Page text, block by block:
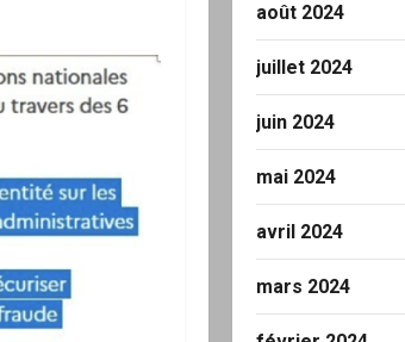
août 2024
juillet 2024
juin 2024
mai 2024
avril 2024
mars 2024